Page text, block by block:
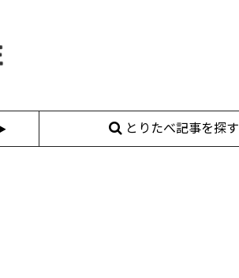
とりたべ記事を探す